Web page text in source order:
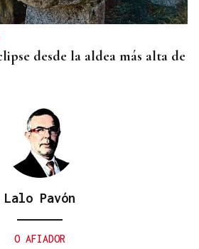
desde la aldea más alta de
Lalo Pavón
O AFIADOR